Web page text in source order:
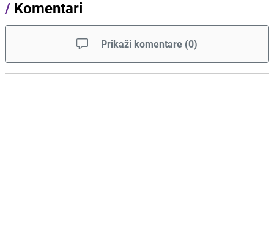
/ Komentari
Prikaži komentare (0)